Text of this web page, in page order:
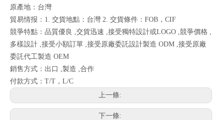
原產地：台灣
貿易情报：1. 交貨地點：台灣 2. 交貨條件：FOB，CIF
競爭特點：品質優良 ,交貨迅速 ,接受獨特設計或LOGO ,競爭價格 ,
多樣設計 ,接受小額訂單 ,接受原廠委託設計製造 ODM ,接受原廠
委託代工製造 OEM
銷售方式：出口 ,製造 ,合作
付款方式：T/T，L/C
上一條:
下一條: